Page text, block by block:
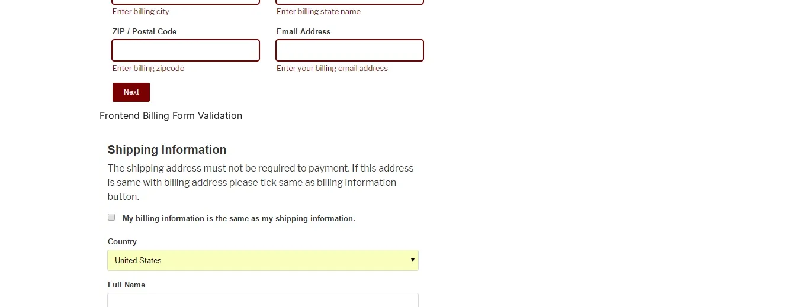
Frontend Billing Form Validation